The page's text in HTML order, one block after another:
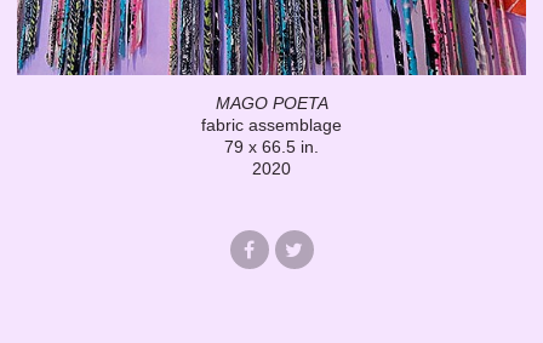
MAGO POETA
fabric assemblage
79 x 66.5 in.
2020